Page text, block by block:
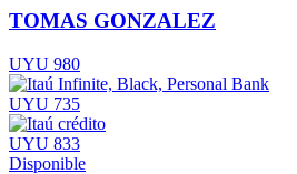
TOMAS GONZALEZ
UYU 980
UYU 735
UYU 833
Disponible